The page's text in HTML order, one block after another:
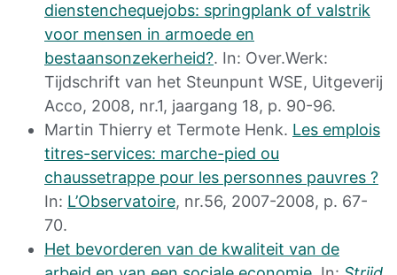
dienstenchequejobs: springplank of valstrik
voor mensen in armoede en
bestaansonzekerheid?. In: Over.Werk:
Tijdschrift van het Steunpunt WSE, Uitgeverij
Acco, 2008, nr.1, jaargang 18, p. 90-96.
Martin Thierry et Termote Henk. Les emplois
titres-services: marche-pied ou
chaussetrappe pour les personnes pauvres ?
In: L’Observatoire, nr.56, 2007-2008, p. 67-
70.
Het bevorderen van de kwaliteit van de